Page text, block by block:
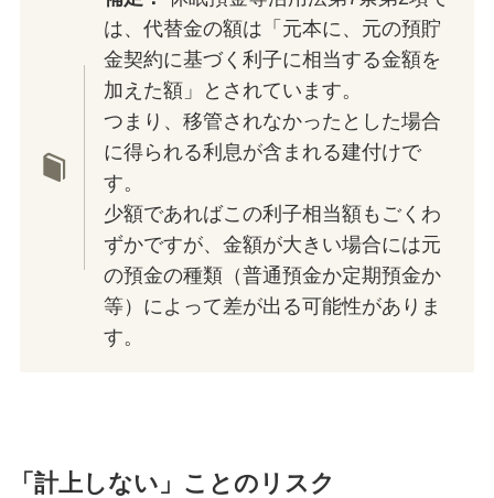
は、代替金の額は「元本に、元の預貯
金契約に基づく利子に相当する金額を
加えた額」とされています。
つまり、移管されなかったとした場合
に得られる利息が含まれる建付けで
す。
少額であればこの利子相当額もごくわ
ずかですが、金額が大きい場合には元
の預金の種類（普通預金か定期預金か
等）によって差が出る可能性がありま
す。
「計上しない」ことのリスク